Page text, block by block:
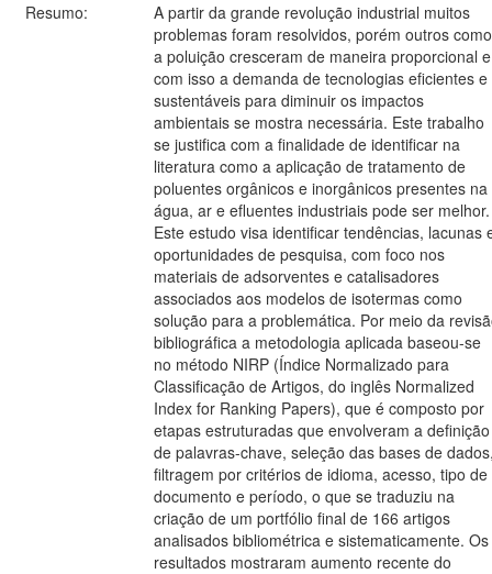
Resumo:
A partir da grande revolução industrial muitos
problemas foram resolvidos, porém outros como
a poluição cresceram de maneira proporcional e
com isso a demanda de tecnologias eficientes e
sustentáveis para diminuir os impactos
ambientais se mostra necessária. Este trabalho
se justifica com a finalidade de identificar na
literatura como a aplicação de tratamento de
poluentes orgânicos e inorgânicos presentes na
água, ar e efluentes industriais pode ser melhor.
Este estudo visa identificar tendências, lacunas
oportunidades de pesquisa, com foco nos
materiais de adsorventes e catalisadores
associados aos modelos de isotermas como
solução para a problemática. Por meio da
bibliográfica a metodologia aplicada baseou-se
no método NIRP (Índice Normalizado para
Classificação de Artigos, do inglês Normalized
Index for Ranking Papers), que é composto por
etapas estruturadas que envolveram a definição
de palavras-chave, seleção das bases de
filtragem por critérios de idioma, acesso, tipo de
documento e período, o que se traduziu na
criação de um portfólio final de 166 artigos
analisados bibliométrica e sistematicamente. Os
resultados mostraram aumento recente do